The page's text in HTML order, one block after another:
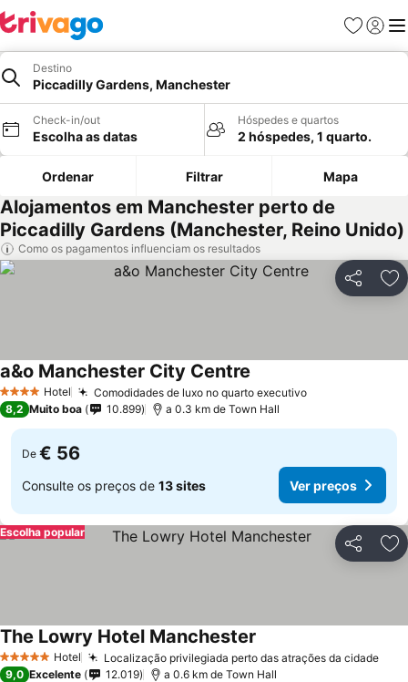
Favoritos
Iniciar
Destino
Piccadilly Gardens, Manchester
Check-in/out
Escolha as datas
Hóspedes e quartos
2 hóspedes, 1 quarto.
Ordenar Filtrar Mapa
Alojamentos em Manchester perto de
Piccadilly Gardens (Manchester, Reino Unido)
Como os pagamentos influenciam os resultados
Partilhar
4 EstrelasHotel Comodidades de luxo no quarto executivo
a&o Manchester City Centre
8,2 Muito boa 10.899 a 0.3 km de Town Hall
De € 56
Consulte os preços de 13 sites Ver preços
Partilhar
Escolha popular
5 Estrelas Hotel Localização privilegiada perto das atrações da cidade
The Lowry Hotel Manchester
9,0 Excelente 12.019 a 0.6 km de Town Hall